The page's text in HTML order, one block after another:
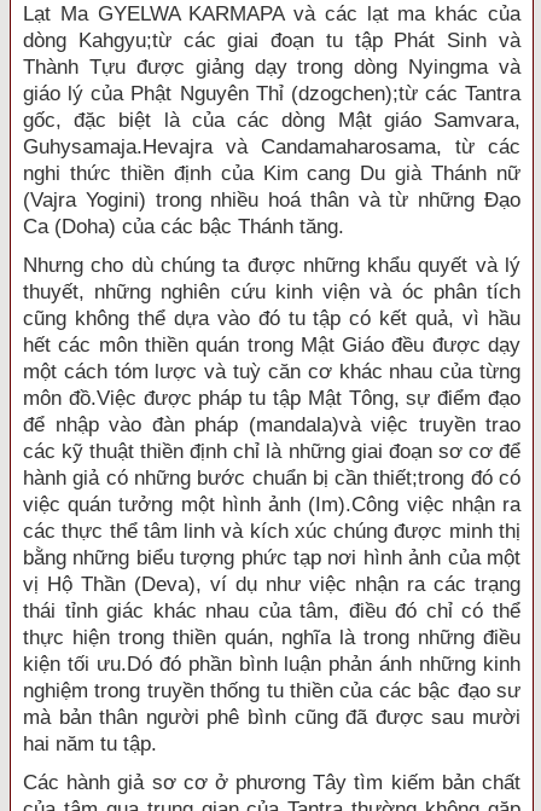
Lạt Ma GYELWA KARMAPA và các lạt ma khác của
dòng Kahgyu;từ các giai đoạn tu tập Phát Sinh và
Thành Tựu được giảng dạy trong dòng Nyingma và
giáo lý của Phật Nguyên Thỉ (dzogchen);từ các Tantra
gốc, đặc biệt là của các dòng Mật giáo Samvara,
Guhysamaja.Hevajra và Candamaharosama, từ các
nghi thức thiền định của Kim cang Du già Thánh nữ
(Vajra Yogini) trong nhiều hoá thân và từ những Ðạo
Ca (Doha) của các bậc Thánh tăng.
Nhưng cho dù chúng ta được những khẩu quyết và lý
thuyết, những nghiên cứu kinh viện và óc phân tích
cũng không thể dựa vào đó tu tập có kết quả, vì hầu
hết các môn thiền quán trong Mật Giáo đều được dạy
một cách tóm lược và tuỳ căn cơ khác nhau của từng
môn đồ.Việc được pháp tu tập Mật Tông, sự điểm đạo
để nhập vào đàn pháp (mandala)và việc truyền trao
các kỹ thuật thiền định chỉ là những giai đoạn sơ cơ để
hành giả có những bước chuẩn bị cần thiết;trong đó có
việc quán tưởng một hình ảnh (Im).Công việc nhận ra
các thực thể tâm linh và kích xúc chúng được minh thị
bằng những biểu tượng phức tạp nơi hình ảnh của một
vị Hộ Thần (Deva), ví dụ như việc nhận ra các trạng
thái tỉnh giác khác nhau của tâm, điều đó chỉ có thể
thực hiện trong thiền quán, nghĩa là trong những điều
kiện tối ưu.Dó đó phần bình luận phản ánh những kinh
nghiệm trong truyền thống tu thiền của các bậc đạo sư
mà bản thân người phê bình cũng đã được sau mười
hai năm tu tập.
Các hành giả sơ cơ ở phương Tây tìm kiếm bản chất